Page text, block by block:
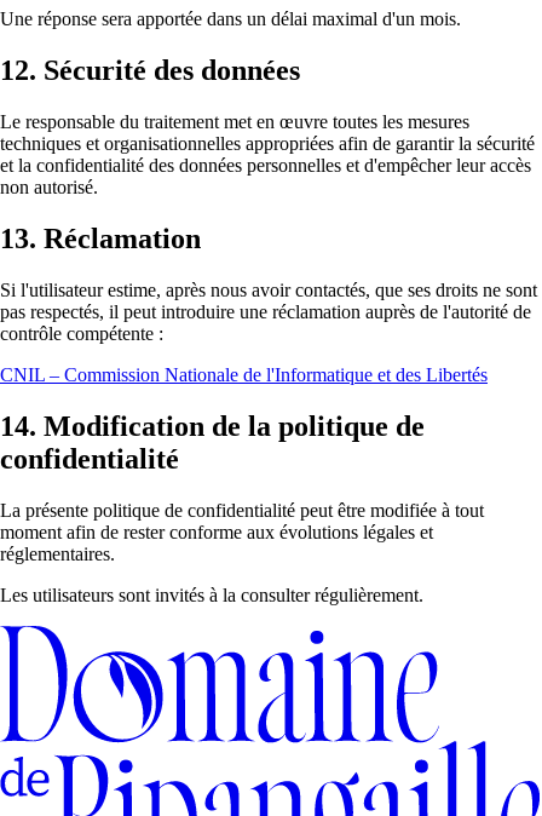
Une réponse sera apportée dans un délai maximal d'un mois.
12. Sécurité des données
Le responsable du traitement met en œuvre toutes les mesures
techniques et organisationnelles appropriées afin de garantir la sécurité
et la confidentialité des données personnelles et d'empêcher leur accès
non autorisé.
13. Réclamation
Si l'utilisateur estime, après nous avoir contactés, que ses droits ne sont
pas respectés, il peut introduire une réclamation auprès de l'autorité de
contrôle compétente :
CNIL – Commission Nationale de l'Informatique et des Libertés
14. Modification de la politique de
confidentialité
La présente politique de confidentialité peut être modifiée à tout
moment afin de rester conforme aux évolutions légales et
réglementaires.
Les utilisateurs sont invités à la consulter régulièrement.